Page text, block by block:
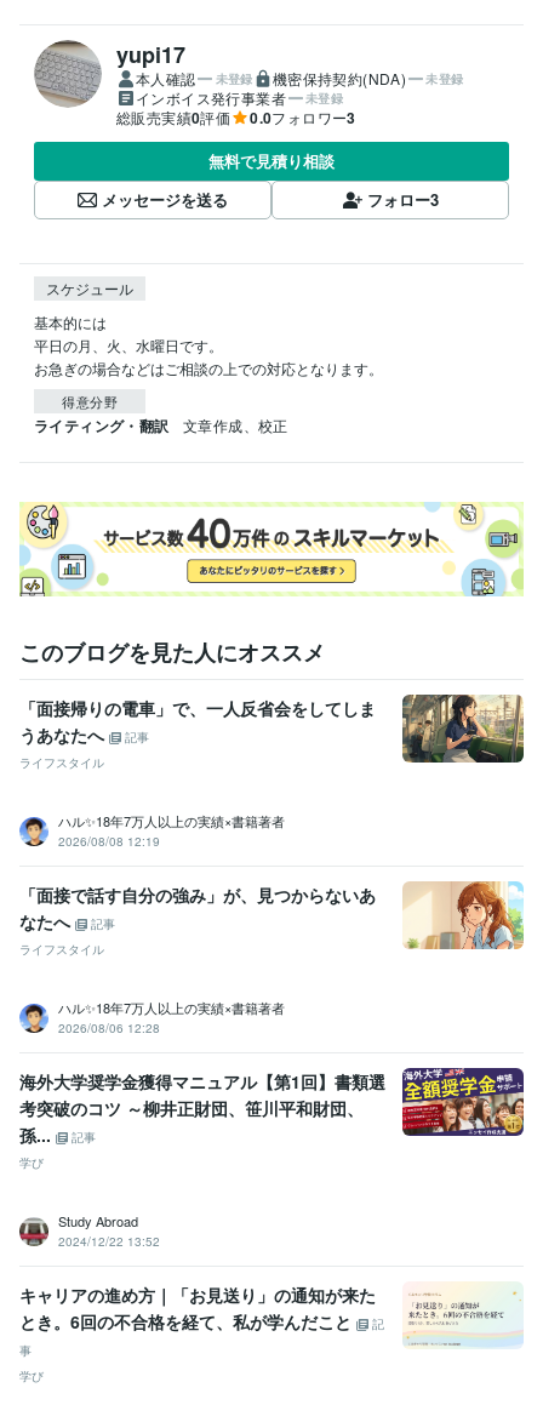
yupi17
本人確認 未登録 機密保持契約(NDA) 未登録
インボイス発行事業者 未登録
総販売実績0評価 0.0フォロワー3
無料で見積り相談
メッセージを送る
フォロー3
スケジュール
基本的には
平日の月、火、水曜日です。
お急ぎの場合などはご相談の上での対応となります。
得意分野
ライティング・翻訳 文章作成、校正
このブログを見た人にオススメ
「面接帰りの電車」で、一人反省会をしてしま
うあなたへ
記事
ライフスタイル
ハル✨18年7万人以上の実績×書籍著者
2026/08/08 12:19
「面接で話す自分の強み」が、見つからないあ
なたへ
記事
ライフスタイル
ハル✨18年7万人以上の実績×書籍著者
2026/08/06 12:28
海外大学奨学金獲得マニュアル【第1回】書類選
考突破のコツ ～柳井正財団、笹川平和財団、
孫...
記事
学び
Study Abroad
2024/12/22 13:52
キャリアの進め方｜「お見送り」の通知が来た
とき。6回の不合格を経て、私が学んだこと
記
事
学び